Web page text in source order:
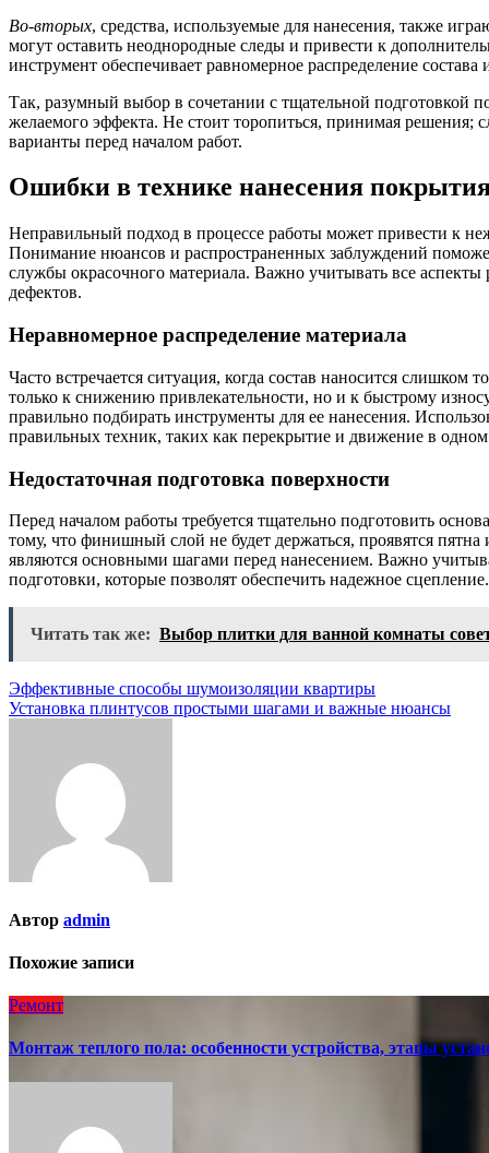
Во-вторых, средства, используемые для нанесения, также
могут оставить неоднородные следы и привести к
инструмент обеспечивает равномерное распределение состава
Так, разумный выбор в сочетании с тщательной подготовкой
желаемого эффекта. Не стоит торопиться, принимая решения;
варианты перед началом работ.
Ошибки в технике нанесения
Неправильный подход в процессе работы может привести к
Понимание нюансов и распространенных заблуждений
службы окрасочного материала. Важно учитывать все
дефектов.
Неравномерное распределение материала
Часто встречается ситуация, когда состав наносится слишком
только к снижению привлекательности, но и к быстрому
правильно подбирать инструменты для ее нанесения.
правильных техник, таких как перекрытие и движение в
Недостаточная подготовка поверхности
Перед началом работы требуется тщательно подготовить
тому, что финишный слой не будет держаться, проявятся
являются основными шагами перед нанесением. Важно
подготовки, которые позволят обеспечить надежное сцепление.
Читать так же: Выбор плитки для ванной комнаты
Навигация
по
Эффективные способы шумоизоляции квартиры
Установка плинтусов простыми шагами и важные нюансы
Автор admin
Похожие записи
Ремонт
Монтаж теплого пола: особенности устройства, этапы